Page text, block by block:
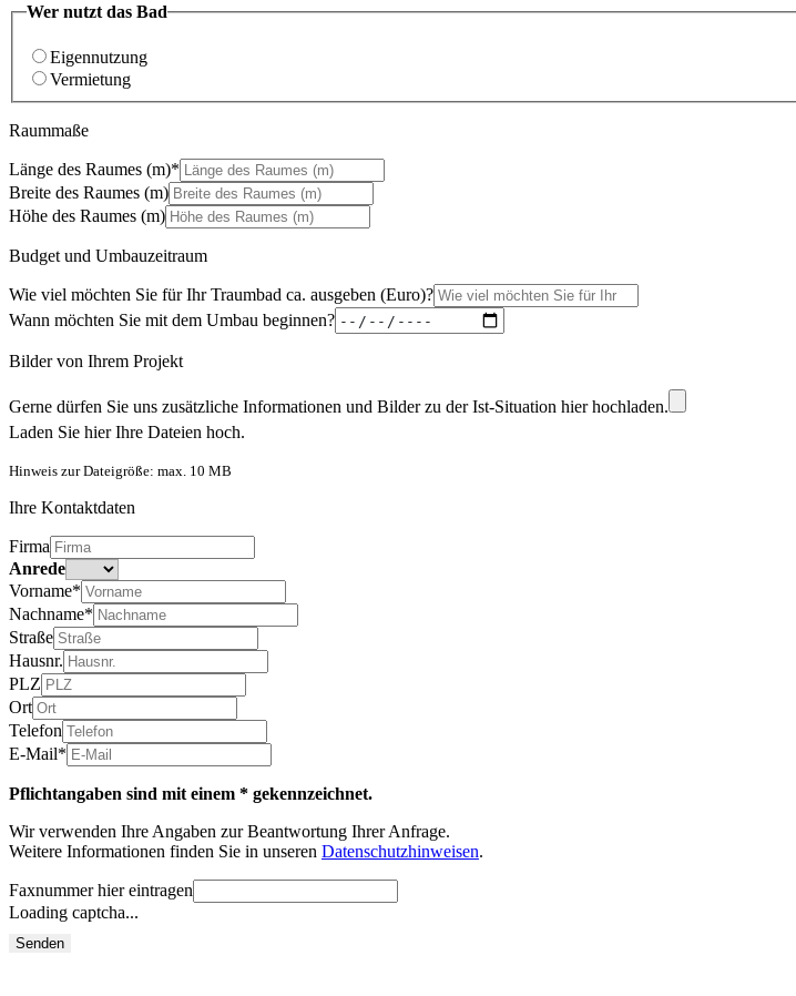
Wer nutzt das Bad
Eigennutzung
Vermietung
Raummaße
Länge des Raumes (m)*
Breite des Raumes (m)
Höhe des Raumes (m)
Budget und Umbauzeitraum
Wie viel möchten Sie für Ihr Traumbad ca. ausgeben (Euro)?
Wann möchten Sie mit dem Umbau beginnen?
Bilder von Ihrem Projekt
Gerne dürfen Sie uns zusätzliche Informationen und Bilder zu der Ist-Situation hier hochladen.
Laden Sie hier Ihre Dateien hoch.
Hinweis zur Dateigröße: max. 10 MB
Ihre Kontaktdaten
Firma
Anrede
Vorname*
Nachname*
Straße
Hausnr.
PLZ
Ort
Telefon
E-Mail*
Pflichtangaben sind mit einem * gekennzeichnet.
Wir verwenden Ihre Angaben zur Beantwortung Ihrer Anfrage.
Weitere Informationen finden Sie in unseren Datenschutzhinweisen.
Faxnummer hier eintragen
Loading captcha...
Senden